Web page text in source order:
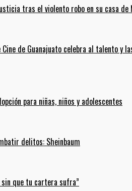
tras el violento robo en su casa de
de Guanajuato celebra al talento y
para niñas, niños y adolescentes
delitos: Sheinbaum
sin que tu cartera sufra”